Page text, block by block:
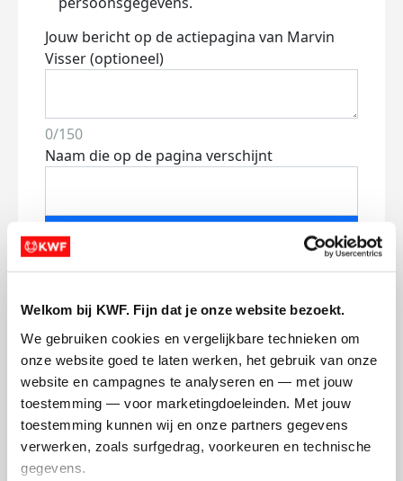
Welkom bij KWF. Fijn dat je onze website bezoekt.
We gebruiken cookies en vergelijkbare technieken om
onze website goed te laten werken, het gebruik van onze
website en campagnes te analyseren en — met jouw
toestemming — voor marketingdoeleinden. Met jouw
toestemming kunnen wij en onze partners gegevens
verwerken, zoals surfgedrag, voorkeuren en technische
gegevens.
Jouw bericht op de actiepagina van Marvin
Visser (optioneel)
0/150
Naam die op de pagina verschijnt
Volgende
Creditcard